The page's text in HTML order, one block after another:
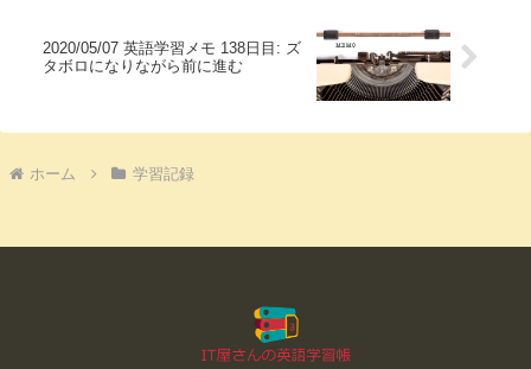
2020/05/07 英語学習メモ 138日目: ズ
タボロになりながら前に進む
ホーム 学習記録